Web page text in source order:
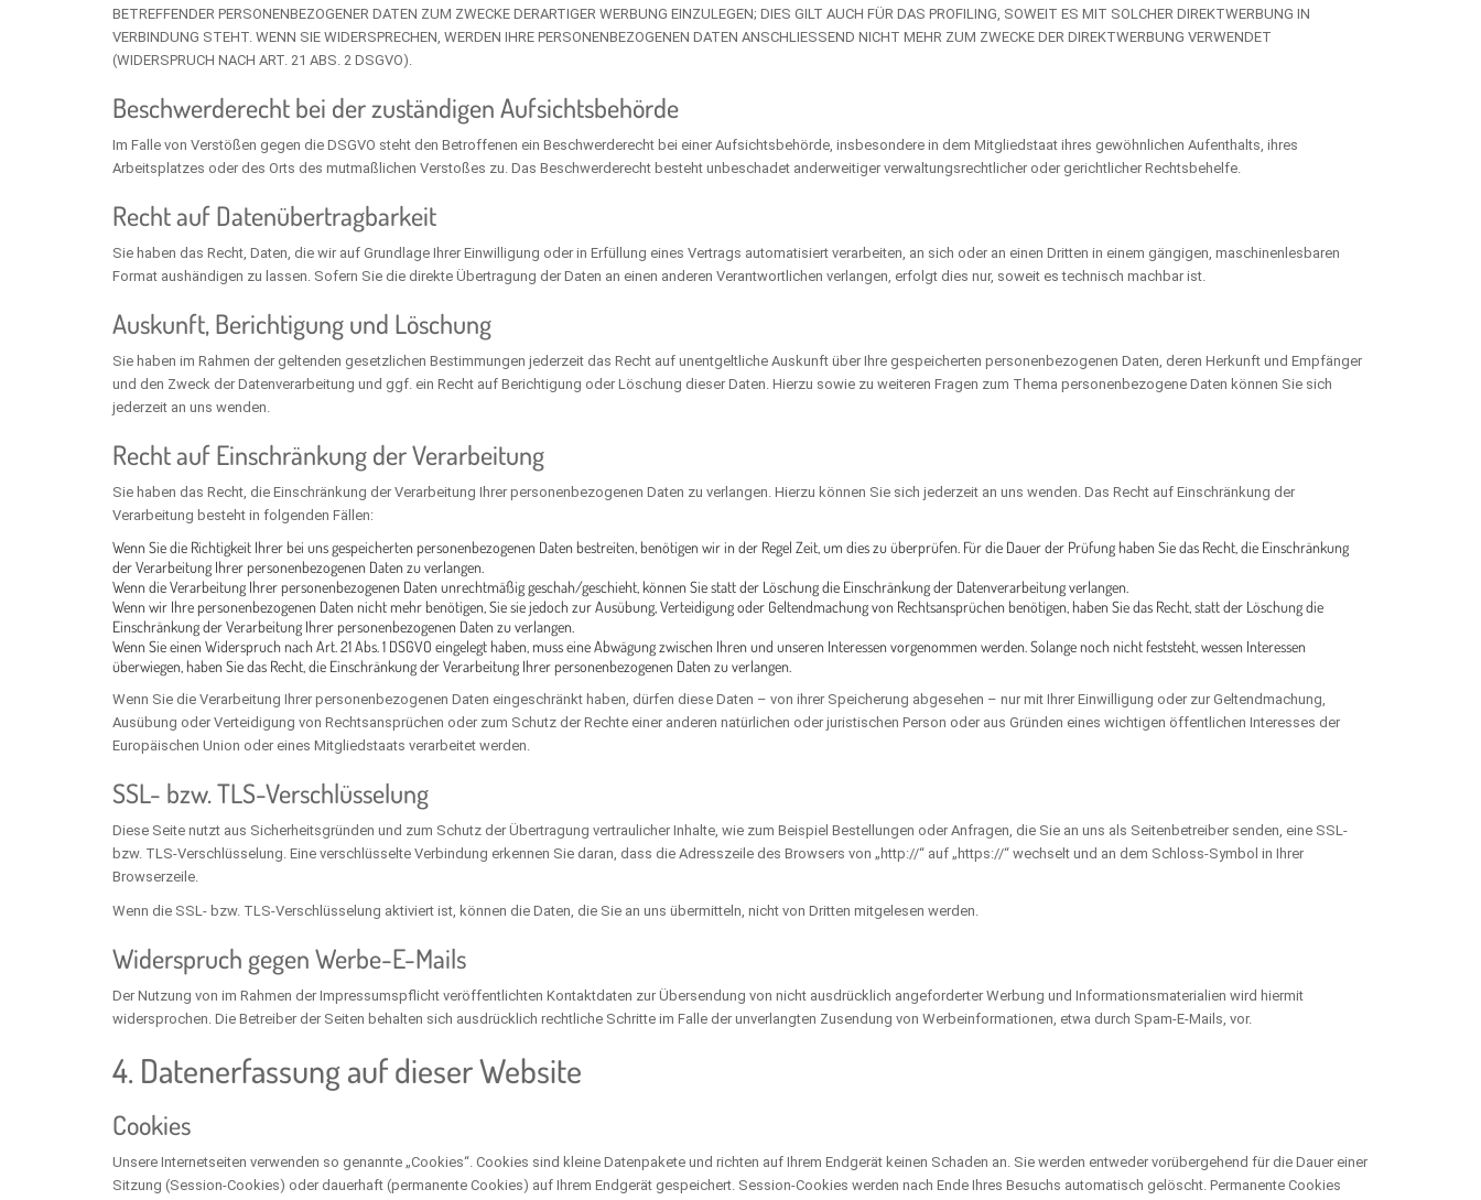
BETREFFENDER PERSONENBEZOGENER DATEN ZUM ZWECKE DERARTIGER WERBUNG EINZULEGEN; DIES GILT AUCH FÜR DAS PROFILING, SOWEIT ES MIT SOLCHER DIREKTWERBUNG IN
VERBINDUNG STEHT. WENN SIE WIDERSPRECHEN, WERDEN IHRE PERSONENBEZOGENEN DATEN ANSCHLIESSEND NICHT MEHR ZUM ZWECKE DER DIREKTWERBUNG VERWENDET
(WIDERSPRUCH NACH ART. 21 ABS. 2 DSGVO).
Beschwerde­recht bei der zuständigen Aufsichts­behörde
Im Falle von Verstößen gegen die DSGVO steht den Betroffenen ein Beschwerderecht bei einer Aufsichtsbehörde, insbesondere in dem Mitgliedstaat ihres gewöhnlichen Aufenthalts, ihres
Arbeitsplatzes oder des Orts des mutmaßlichen Verstoßes zu. Das Beschwerderecht besteht unbeschadet anderweitiger verwaltungsrechtlicher oder gerichtlicher Rechtsbehelfe.
Recht auf Daten­übertrag­barkeit
Sie haben das Recht, Daten, die wir auf Grundlage Ihrer Einwilligung oder in Erfüllung eines Vertrags automatisiert verarbeiten, an sich oder an einen Dritten in einem gängigen, maschinenlesbaren
Format aushändigen zu lassen. Sofern Sie die direkte Übertragung der Daten an einen anderen Verantwortlichen verlangen, erfolgt dies nur, soweit es technisch machbar ist.
Auskunft, Berichtigung und Löschung
Sie haben im Rahmen der geltenden gesetzlichen Bestimmungen jederzeit das Recht auf unentgeltliche Auskunft über Ihre gespeicherten personenbezogenen Daten, deren Herkunft und Empfänger
und den Zweck der Datenverarbeitung und ggf. ein Recht auf Berichtigung oder Löschung dieser Daten. Hierzu sowie zu weiteren Fragen zum Thema personenbezogene Daten können Sie sich
jederzeit an uns wenden.
Recht auf Einschränkung der Verarbeitung
Sie haben das Recht, die Einschränkung der Verarbeitung Ihrer personenbezogenen Daten zu verlangen. Hierzu können Sie sich jederzeit an uns wenden. Das Recht auf Einschränkung der
Verarbeitung besteht in folgenden Fällen:
Wenn Sie die Richtigkeit Ihrer bei uns gespeicherten personenbezogenen Daten bestreiten, benötigen wir in der Regel Zeit, um dies zu überprüfen. Für die Dauer der Prüfung haben Sie das Recht, die Einschränkung
der Verarbeitung Ihrer personenbezogenen Daten zu verlangen.
Wenn die Verarbeitung Ihrer personenbezogenen Daten unrechtmäßig geschah/geschieht, können Sie statt der Löschung die Einschränkung der Datenverarbeitung verlangen.
Wenn wir Ihre personenbezogenen Daten nicht mehr benötigen, Sie sie jedoch zur Ausübung, Verteidigung oder Geltendmachung von Rechtsansprüchen benötigen, haben Sie das Recht, statt der Löschung die
Einschränkung der Verarbeitung Ihrer personenbezogenen Daten zu verlangen.
Wenn Sie einen Widerspruch nach Art. 21 Abs. 1 DSGVO eingelegt haben, muss eine Abwägung zwischen Ihren und unseren Interessen vorgenommen werden. Solange noch nicht feststeht, wessen Interessen
überwiegen, haben Sie das Recht, die Einschränkung der Verarbeitung Ihrer personenbezogenen Daten zu verlangen.
Wenn Sie die Verarbeitung Ihrer personenbezogenen Daten eingeschränkt haben, dürfen diese Daten – von ihrer Speicherung abgesehen – nur mit Ihrer Einwilligung oder zur Geltendmachung,
Ausübung oder Verteidigung von Rechtsansprüchen oder zum Schutz der Rechte einer anderen natürlichen oder juristischen Person oder aus Gründen eines wichtigen öffentlichen Interesses der
Europäischen Union oder eines Mitgliedstaats verarbeitet werden.
SSL- bzw. TLS-Verschlüsselung
Diese Seite nutzt aus Sicherheitsgründen und zum Schutz der Übertragung vertraulicher Inhalte, wie zum Beispiel Bestellungen oder Anfragen, die Sie an uns als Seitenbetreiber senden, eine SSL-
bzw. TLS-Verschlüsselung. Eine verschlüsselte Verbindung erkennen Sie daran, dass die Adresszeile des Browsers von „http://“ auf „https://“ wechselt und an dem Schloss-Symbol in Ihrer
Browserzeile.
Wenn die SSL- bzw. TLS-Verschlüsselung aktiviert ist, können die Daten, die Sie an uns übermitteln, nicht von Dritten mitgelesen werden.
Widerspruch gegen Werbe-E-Mails
Der Nutzung von im Rahmen der Impressumspflicht veröffentlichten Kontaktdaten zur Übersendung von nicht ausdrücklich angeforderter Werbung und Informationsmaterialien wird hiermit
widersprochen. Die Betreiber der Seiten behalten sich ausdrücklich rechtliche Schritte im Falle der unverlangten Zusendung von Werbeinformationen, etwa durch Spam-E-Mails, vor.
4. Datenerfassung auf dieser Website
Cookies
Unsere Internetseiten verwenden so genannte „Cookies“. Cookies sind kleine Datenpakete und richten auf Ihrem Endgerät keinen Schaden an. Sie werden entweder vorübergehend für die Dauer einer
Sitzung (Session-Cookies) oder dauerhaft (permanente Cookies) auf Ihrem Endgerät gespeichert. Session-Cookies werden nach Ende Ihres Besuchs automatisch gelöscht. Permanente Cookies